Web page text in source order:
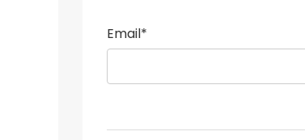
Email*